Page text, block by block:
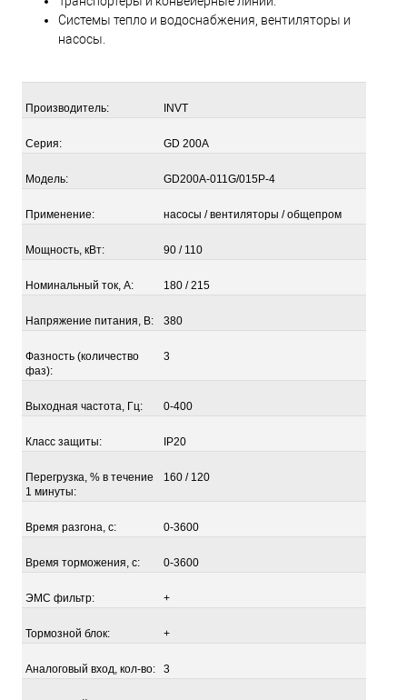
Системы тепло и водоснабжения, вентиляторы и
насосы.
Производитель: INVT
Серия: GD 200A
Модель: GD200A-011G/015P-4
Применение: насосы / вентиляторы / общепром
Мощность, кВт: 90 / 110
Номинальный ток, А: 180 / 215
Напряжение питания, В: 380
Фазность (количество
фаз):
3
Выходная частота, Гц: 0-400
Класс защиты: IP20
Перегрузка, % в течение
1 минуты:
160 / 120
Время разгона, с: 0-3600
Время торможения, с: 0-3600
ЭМС фильтр: +
Тормозной блок: +
Аналоговый вход, кол-во: 3